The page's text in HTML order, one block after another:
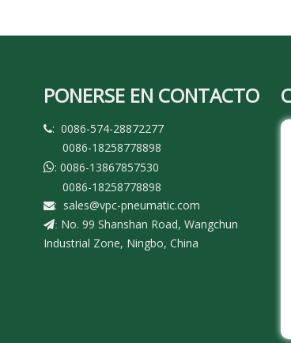
PONERSE EN CONTACTO
: 0086-574-28872277
0086-18258778898
: 0086-13867857530
0086-18258778898
: sales@vpc-pneumatic.com
: No. 99 Shanshan Road, Wangchun
Industrial Zone, Ningbo, China